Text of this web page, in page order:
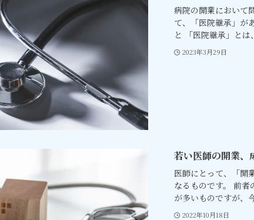
病院の開業において
て、「医院継承」が
と 「医院継承」と
2023年3月29日
若い医師の開業、
医師にとって、「開
なるものです。 前
が多いものですが、
2022年10月18日